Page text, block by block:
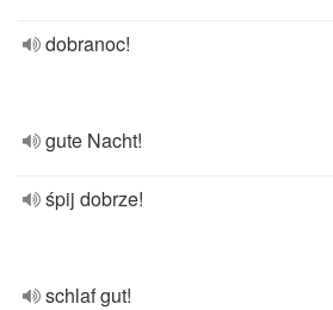
dobranoc!
gute Nacht!
śpij dobrze!
schlaf gut!